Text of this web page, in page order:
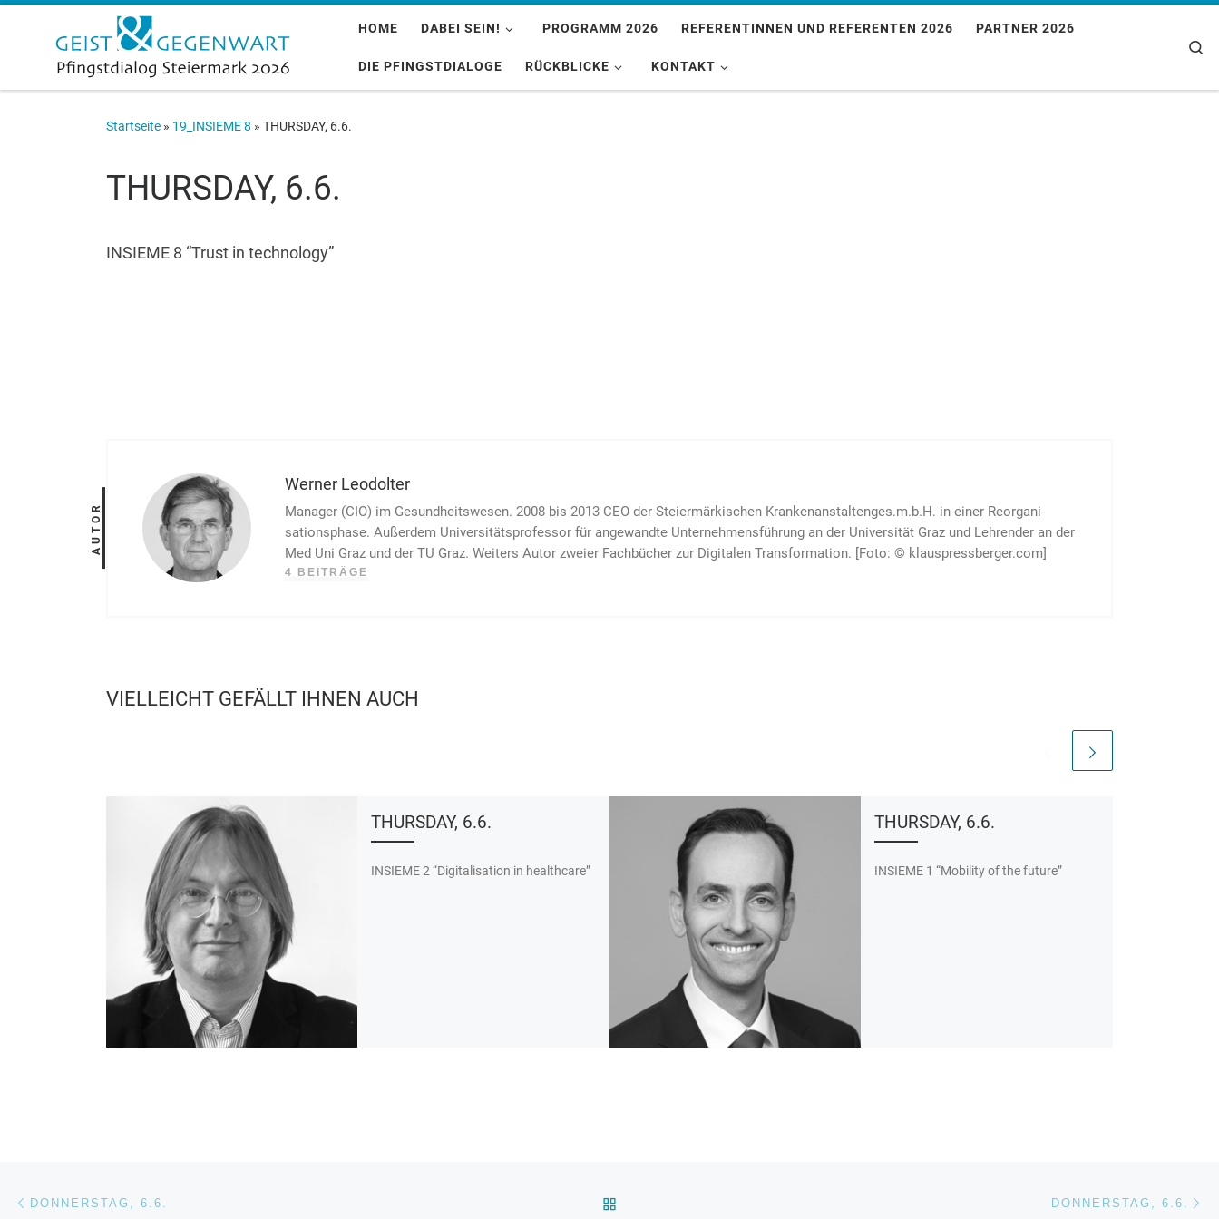
Zum Inhalt springen HOME DABEI SEIN! PROGRAMM 2026 REFERENTINNEN UND REFERENTEN 2026 PARTNER 2026
DIE PFINGSTDIALOGE RÜCKBLICKE KONTAKT
Startseite » 19_INSIEME 8 » THURSDAY, 6.6.
THURSDAY, 6.6.
INSIEME 8 “Trust in technology”
AUTOR
Werner Leodolter
Manager (CIO) im Gesundheitswesen. 2008 bis 2013 CEO der Steier­märkischen Kranken­anstaltenges.m.b.H. in einer Re­organi­
sations­phase. Außerdem Universitäts­pro­fessor für an­ge­wandte Unter­neh­mens­führung an der Uni­versi­tät Graz und Lehrender an der
Med Uni Graz und der TU Graz. Weiters Autor zweier Fach­bücher zur Digi­ta­len Trans­formation. [Foto: © klauspressberger.com]
4 BEITRÄGE
VIELLEICHT GEFÄLLT IHNEN AUCH
THURSDAY, 6.6.
INSIEME 2 “Digitalisation in healthcare”
THURSDAY, 6.6.
INSIEME 1 “Mobility of the future”
Beitragsnavigation
DONNERSTAG, 6.6. DONNERSTAG, 6.6.